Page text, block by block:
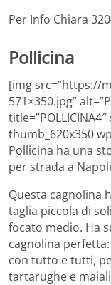
Per Info Chiara
Pollicina
[img src=”https://
571×350.jpg”
thumb_620x350
Pollicina ha una
per strada a
Questa cagnolina
taglia piccola di
focato medio. Ha
cagnolina
con tutto e tutti,
tartarughe e